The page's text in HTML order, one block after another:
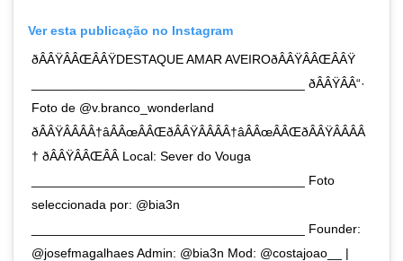
Ver esta publicação no Instagram
ðÂÂŸÂÂŒÂÂŸDESTAQUE AMAR AVEIROðÂÂŸÂÂŒÂÂŸ
______________________________________ ðÂÂŸÂÂ“·
Foto de @v.branco_wonderland
ðÂÂŸÂÂÂÂ†âÂÂœÂÂŒðÂÂŸÂÂÂÂ†âÂÂœÂÂŒðÂÂŸÂÂÂÂ
† ðÂÂŸÂÂŒÂÂ Local: Sever do Vouga
______________________________________ Foto
seleccionada por: @bia3n
______________________________________ Founder:
@josefmagalhaes Admin: @bia3n Mod: @costajoao__ |